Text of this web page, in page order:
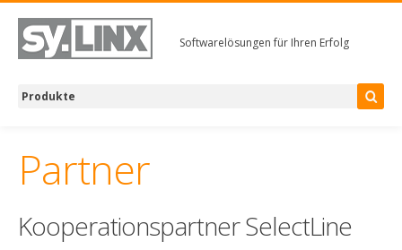
Softwarelösungen für Ihren Erfolg
Partner
Kooperationspartner SelectLine